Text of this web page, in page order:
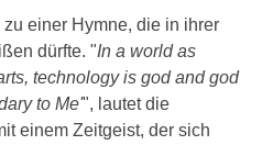
zu einer Hymne, die in ihrer
dürfte. "In a world as
technology is god and god
to Me'", lautet die
einem Zeitgeist, der sich